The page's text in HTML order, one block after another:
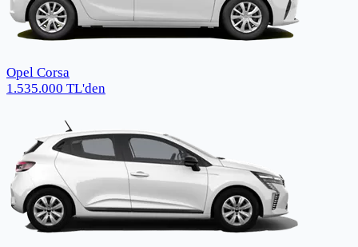
Opel Corsa
1.535.000 TL'den